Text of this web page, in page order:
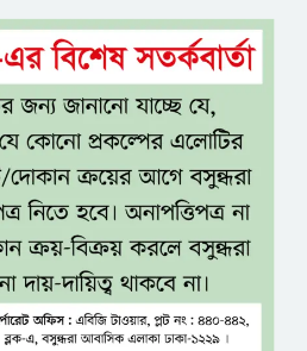
সোবহান আনভীর
সেবার মানসিকতা ছাড়া
চিকিৎসাব্যবস্থার মানোন্নয়ন সম্ভব
নয়: প্রধানমন্ত্রী
বিদ্যুৎ-জ্বালানি নিয়ে অস্থিতিশীলতা
সৃষ্টিতে সক্রিয় চক্র: প্রধানমন্ত্রী
তনু হত্যা মামলায় সাবেক